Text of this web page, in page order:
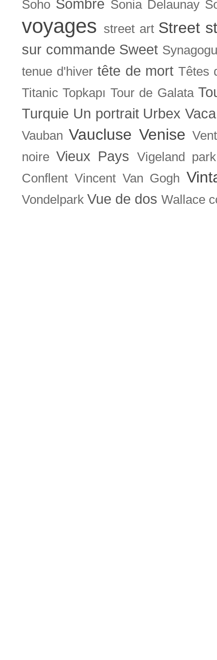
Soho Sombre Sonia Delaunay
voyages street art Street
sur commande Sweet
tenue d'hiver tête de mort Têtes
Titanic Topkapı Tour de Galata
Turquie Un portrait Urbex
Vauban Vaucluse Venise
noire Vieux Pays
Vigeland park
Conflent Vincent Van Gogh
Vondelpark Vue de dos Wallace